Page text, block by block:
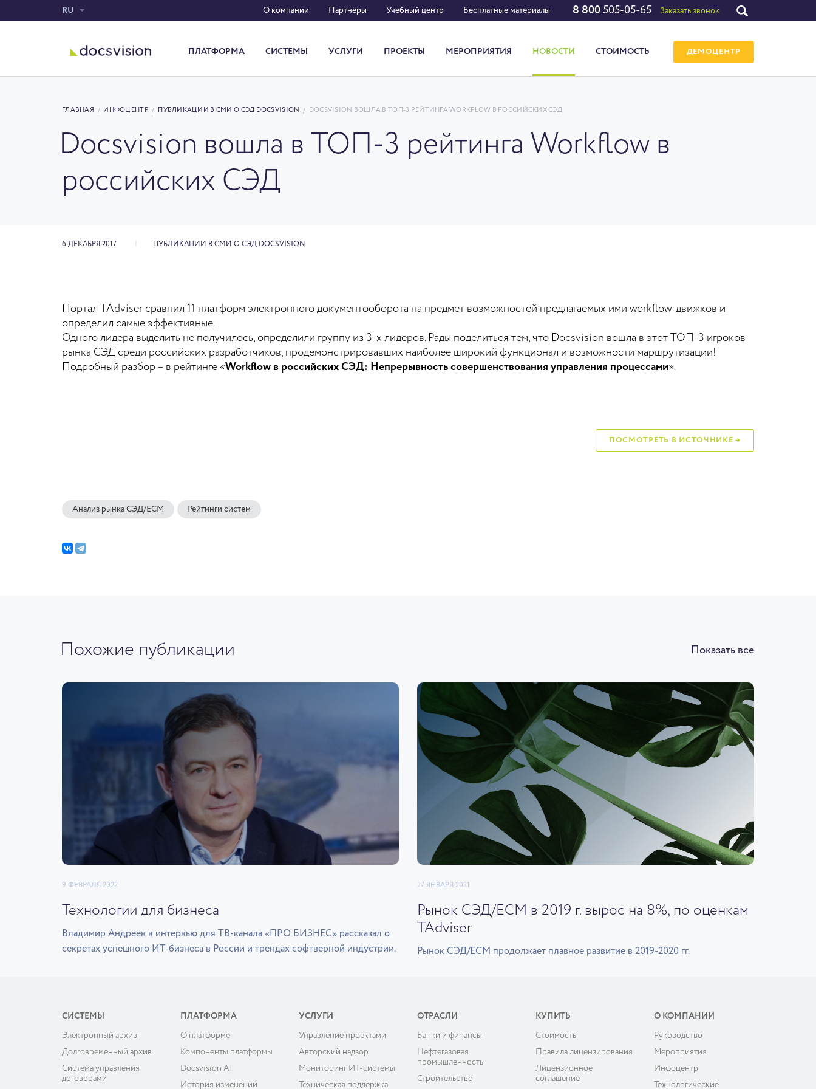
RU О компании Партнёры Учебный центр Бесплатные материалы 8 800 505-05-65 Заказать звонок
ПЛАТФОРМА СИСТЕМЫ УСЛУГИ ПРОЕКТЫ МЕРОПРИЯТИЯ НОВОСТИ СТОИМОСТЬ ДЕМОЦЕНТР
ГЛАВНАЯ / ИНФОЦЕНТР / ПУБЛИКАЦИИ В СМИ О СЭД DOCSVISION / DOCSVISION ВОШЛА В ТОП-3 РЕЙТИНГА WORKFLOW В РОССИЙСКИХ СЭД
Docsvision вошла в ТОП-3 рейтинга Workflow в
российских СЭД
6 ДЕКАБРЯ 2017 ПУБЛИКАЦИИ В СМИ О СЭД DOCSVISION
Портал TAdviser сравнил 11 платформ электронного документооборота на предмет возможностей предлагаемых ими workflow-движков и
определил самые эффективные.
Одного лидера выделить не получилось, определили группу из 3-х лидеров. Рады поделиться тем, что Docsvision вошла в этот ТОП-3 игроков
рынка СЭД среди российских разработчиков, продемонстрировавших наиболее широкий функционал и возможности маршрутизации!
Подробный разбор – в рейтинге «Workflow в российских СЭД: Непрерывность совершенствования управления процессами».
ПОСМОТРЕТЬ В ИСТОЧНИКЕ →
Анализ рынка СЭД/ECM Рейтинги систем
Похожие публикации Показать все
9 ФЕВРАЛЯ 2022
Технологии для бизнеса
Владимир Андреев в интервью для ТВ-канала «ПРО БИЗНЕС» рассказал о
секретах успешного ИТ-бизнеса в России и трендах софтверной индустрии.
27 ЯНВАРЯ 2021
Рынок СЭД/ECM в 2019 г. вырос на 8%, по оценкам
TAdviser
Рынок СЭД/ECM продолжает плавное развитие в 2019-2020 гг.
СИСТЕМЫ
Электронный архив
Долговременный архив
Система управления
договорами
ПЛАТФОРМА
О платформе
Компоненты платформы
Docsvision AI
История изменений
УСЛУГИ
Управление проектами
Авторский надзор
Мониторинг ИТ-системы
Техническая поддержка
ОТРАСЛИ
Банки и финансы
Нефтегазовая
промышленность
Строительство
КУПИТЬ
Cтоимость
Правила лицензирования
Лицензионное
соглашение
О КОМПАНИИ
Руководство
Мероприятия
Инфоцентр
Технологические